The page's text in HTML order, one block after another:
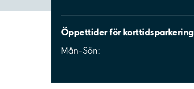
Öppettider för korttidsparkering
Mån–Sön: